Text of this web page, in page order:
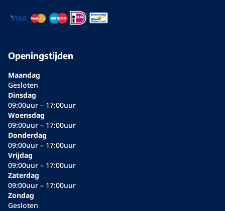
Openingstijden
Maandag
Gesloten
Dinsdag
09:00uur – 17:00uur
Woensdag
09:00uur – 17:00uur
Donderdag
09:00uur – 17:00uur
Vrijdag
09:00uur – 17:00uur
Zaterdag
09:00uur – 17:00uur
Zondag
Gesloten